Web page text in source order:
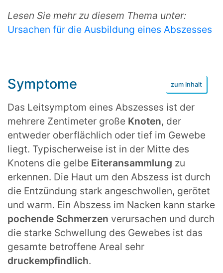
Lesen Sie mehr zu diesem Thema unter:
Ursachen für die Ausbildung eines Abszesses
Symptome
Das Leitsymptom eines Abszesses ist der
mehrere Zentimeter große Knoten, der
entweder oberflächlich oder tief im Gewebe
liegt. Typischerweise ist in der Mitte des
Knotens die gelbe Eiteransammlung zu
erkennen. Die Haut um den Abszess ist durch
die Entzündung stark angeschwollen, gerötet
und warm. Ein Abszess im Nacken kann starke
pochende Schmerzen verursachen und durch
die starke Schwellung des Gewebes ist das
gesamte betroffene Areal sehr
druckempfindlich.